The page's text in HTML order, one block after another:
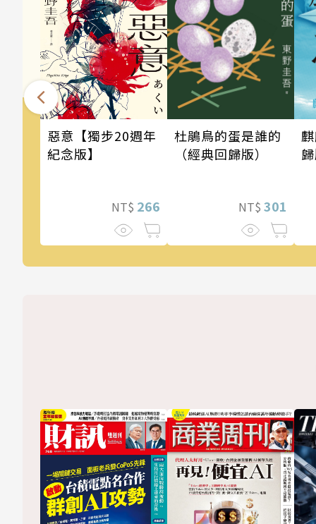
惡意【獨步20週年
紀念版】
NT$ 266
杜鵑鳥的蛋是誰的
（經典回歸版）
NT$ 301